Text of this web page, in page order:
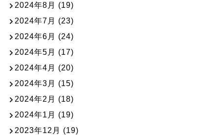
2024年8月 (19)
2024年7月 (23)
2024年6月 (24)
2024年5月 (17)
2024年4月 (20)
2024年3月 (15)
2024年2月 (18)
2024年1月 (19)
2023年12月 (19)